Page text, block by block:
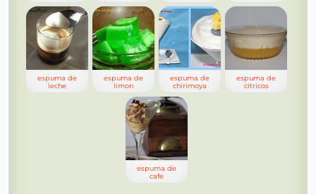
espuma de
leche
espuma de
limon
espuma de
chirimoya
espuma de
cítricos
espuma de
cafe